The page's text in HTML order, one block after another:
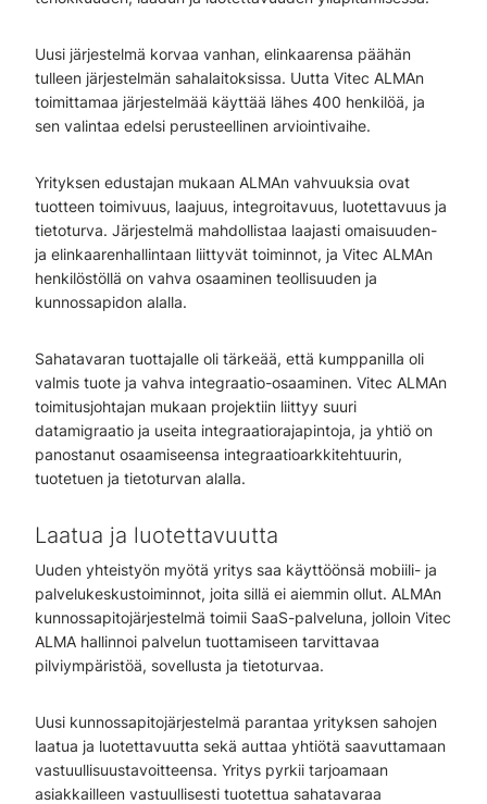
Uusi järjestelmä korvaa vanhan, elinkaarensa päähän
tulleen järjestelmän sahalaitoksissa. Uutta Vitec ALMAn
toimittamaa järjestelmää käyttää lähes 400 henkilöä, ja
sen valintaa edelsi perusteellinen arviointivaihe.
Yrityksen edustajan mukaan ALMAn vahvuuksia ovat
tuotteen toimivuus, laajuus, integroitavuus, luotettavuus ja
tietoturva. Järjestelmä mahdollistaa laajasti omaisuuden-
ja elinkaarenhallintaan liittyvät toiminnot, ja Vitec ALMAn
henkilöstöllä on vahva osaaminen teollisuuden ja
kunnossapidon alalla.
Sahatavaran tuottajalle oli tärkeää, että kumppanilla oli
valmis tuote ja vahva integraatio-osaaminen. Vitec ALMAn
toimitusjohtajan mukaan projektiin liittyy suuri
datamigraatio ja useita integraatiorajapintoja, ja yhtiö on
panostanut osaamiseensa integraatioarkkitehtuurin,
tuotetuen ja tietoturvan alalla.
Laatua ja luotettavuutta
Uuden yhteistyön myötä yritys saa käyttöönsä mobiili- ja
palvelukeskustoiminnot, joita sillä ei aiemmin ollut. ALMAn
kunnossapitojärjestelmä toimii SaaS-palveluna, jolloin Vitec
ALMA hallinnoi palvelun tuottamiseen tarvittavaa
pilviympäristöä, sovellusta ja tietoturvaa.
Uusi kunnossapitojärjestelmä parantaa yrityksen sahojen
laatua ja luotettavuutta sekä auttaa yhtiötä saavuttamaan
vastuullisuustavoitteensa. Yritys pyrkii tarjoamaan
asiakkailleen vastuullisesti tuotettua sahatavaraa